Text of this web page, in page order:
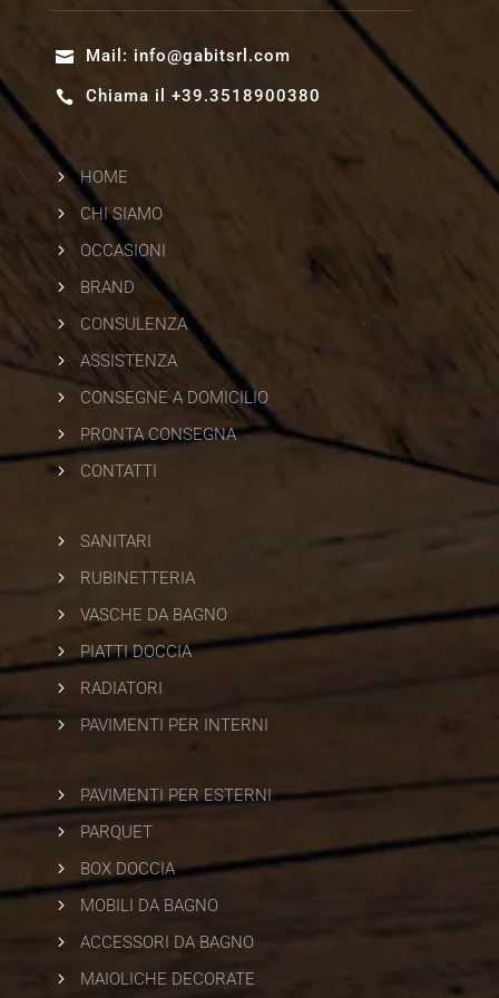
 Mail: info@gabitsrl.com
 Chiama il +39.3518900380
5 HOME
5
CHI SIAMO
5
OCCASIONI
5
BRAND
5
CONSULENZA
5
ASSISTENZA
5
CONSEGNE A DOMICILIO
5
PRONTA CONSEGNA
5
CONTATTI
5
SANITARI
5
RUBINETTERIA
5
VASCHE DA BAGNO
5
PIATTI DOCCIA
5
RADIATORI
5
PAVIMENTI PER INTERNI
5
PAVIMENTI PER ESTERNI
5
PARQUET
5
BOX DOCCIA
5
MOBILI DA BAGNO
5
ACCESSORI DA BAGNO
5
MAIOLICHE DECORATE